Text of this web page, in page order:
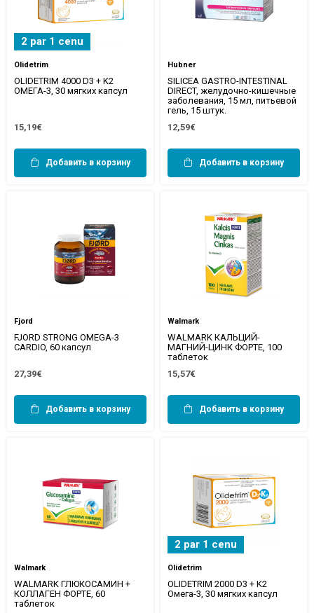
2 par 1 cenu
Olidetrim
OLIDETRIM 4000 D3 + K2
ОМЕГА-3, 30 мягких капсул
15,19€
Добавить в корзину
Hubner
SILICEA GASTRO-INTESTINAL
DIRECT, желудочно-кишечные
заболевания, 15 мл, питьевой
гель, 15 штук.
12,59€
Добавить в корзину
Fjord
FJORD STRONG OMEGA-3
CARDIO, 60 капсул
27,39€
Добавить в корзину
Walmark
WALMARK КАЛЬЦИЙ-
МАГНИЙ-ЦИНК ФОРТЕ, 100
таблеток
15,57€
Добавить в корзину
Walmark
WALMARK ГЛЮКОСАМИН +
КОЛЛАГЕН ФОРТЕ, 60
таблеток
2 par 1 cenu
Olidetrim
OLIDETRIM 2000 D3 + K2
Омега-3, 30 мягких капсул